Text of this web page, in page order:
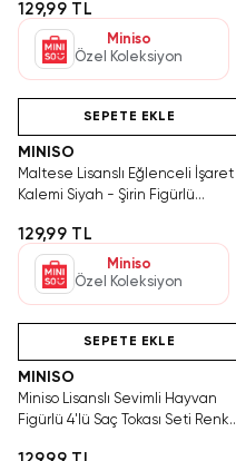
129,99 TL
Miniso
Özel Koleksiyon
SEPETE EKLE
MINISO
Maltese Lisanslı Eğlenceli İşaret
Kalemi Siyah - Şirin Figürlü
İşaretleme Kalemi
129,99 TL
Miniso
Özel Koleksiyon
SEPETE EKLE
MINISO
Miniso Lisanslı Sevimli Hayvan
Figürlü 4'lü Saç Tokası Seti Renkli